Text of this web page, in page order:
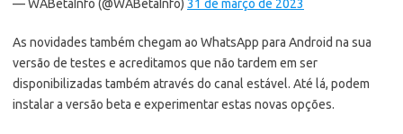
— WABetaInfo (@WABetaInfo) 31 de março de 2023
As novidades também chegam ao WhatsApp para Android na sua
versão de testes e acreditamos que não tardem em ser
disponibilizadas também através do canal estável. Até lá, podem
instalar a versão beta e experimentar estas novas opções.